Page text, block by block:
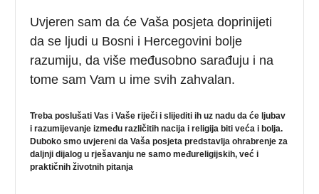
Uvjeren sam da će Vaša posjeta doprinijeti
da se ljudi u Bosni i Hercegovini bolje
razumiju, da više međusobno sarađuju i na
tome sam Vam u ime svih zahvalan.
Treba poslušati Vas i Vaše riječi i slijediti ih uz nadu da će ljubav
i razumijevanje između različitih nacija i religija biti veća i bolja.
Duboko smo uvjereni da Vaša posjeta predstavlja ohrabrenje za
daljnji dijalog u rješavanju ne samo međureligijskih, već i
praktičnih životnih pitanja